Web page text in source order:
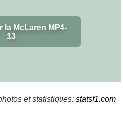
la McLaren MP4-
13
et statistiques: statsf1.com